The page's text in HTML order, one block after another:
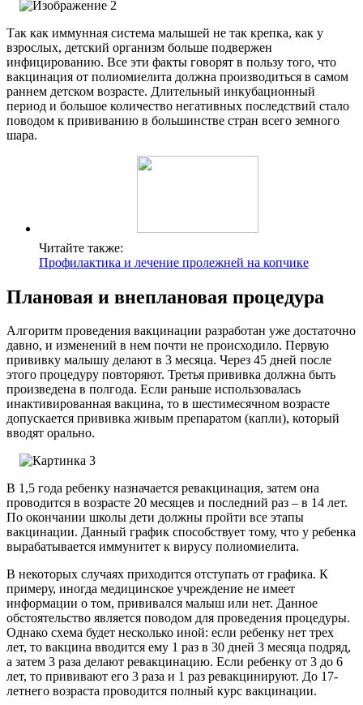
Так как иммунная система малышей не так крепка, как у
взрослых, детский организм больше подвержен
инфицированию. Все эти факты говорят в пользу того, что
вакцинация от полиомиелита должна производиться в самом
раннем детском возрасте. Длительный инкубационный
период и большое количество негативных последствий стало
поводом к прививанию в большинстве стран всего земного
шара.
Читайте также:
Профилактика и лечение пролежней на копчике
Плановая и внеплановая процедура
Алгоритм проведения вакцинации разработан уже достаточно
давно, и изменений в нем почти не происходило. Первую
прививку малышу делают в 3 месяца. Через 45 дней после
этого процедуру повторяют. Третья прививка должна быть
произведена в полгода. Если раньше использовалась
инактивированная вакцина, то в шестимесячном возрасте
допускается прививка живым препаратом (капли), который
вводят орально.
В 1,5 года ребенку назначается ревакцинация, затем она
проводится в возрасте 20 месяцев и последний раз – в 14 лет.
По окончании школы дети должны пройти все этапы
вакцинации. Данный график способствует тому, что у ребенка
вырабатывается иммунитет к вирусу полиомиелита.
В некоторых случаях приходится отступать от графика. К
примеру, иногда медицинское учреждение не имеет
информации о том, прививался малыш или нет. Данное
обстоятельство является поводом для проведения процедуры.
Однако схема будет несколько иной: если ребенку нет трех
лет, то вакцина вводится ему 1 раз в 30 дней 3 месяца подряд,
а затем 3 раза делают ревакцинацию. Если ребенку от 3 до 6
лет, то прививают его 3 раза и 1 раз ревакцинируют. До 17-
летнего возраста проводится полный курс вакцинации.